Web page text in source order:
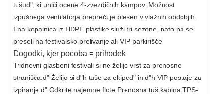
tušud", ki uniči ocene 4-zvezdičnih kampov. Možnost
izpušnega ventilatorja preprečuje plesen v vlažnih obdobjih.
Ena kopalnica iz HDPE plastike služi tri sezone, nato pa se
preseli na festivalsko prelivanje ali VIP parkirišče.
Dogodki, kjer podoba = prihodek
Tridnevni glasbeni festivali si ne želijo vrst za prenosne
stranišča.d" Želijo si d"h tuše za ekiped" in d"h VIP postaje za
izpiranje.d" Odkrite najemne flote Prenosna tuš kabina TPS-